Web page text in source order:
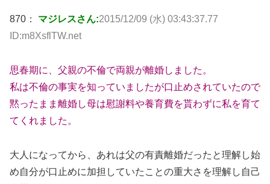
870： マジレスさん:2015/12/09 (水) 03:43:37.77
ID:m8XsflTW.net
思春期に、父親の不倫で両親が離婚しました。
私は不倫の事実を知っていましたが口止めされていたので
黙ったまま離婚し母は慰謝料や養育費を貰わずに私を育て
てくれました。
大人になってから、あれは父の有責離婚だったと理解し始
め自分が口止めに加担していたことの重大さを理解し自己